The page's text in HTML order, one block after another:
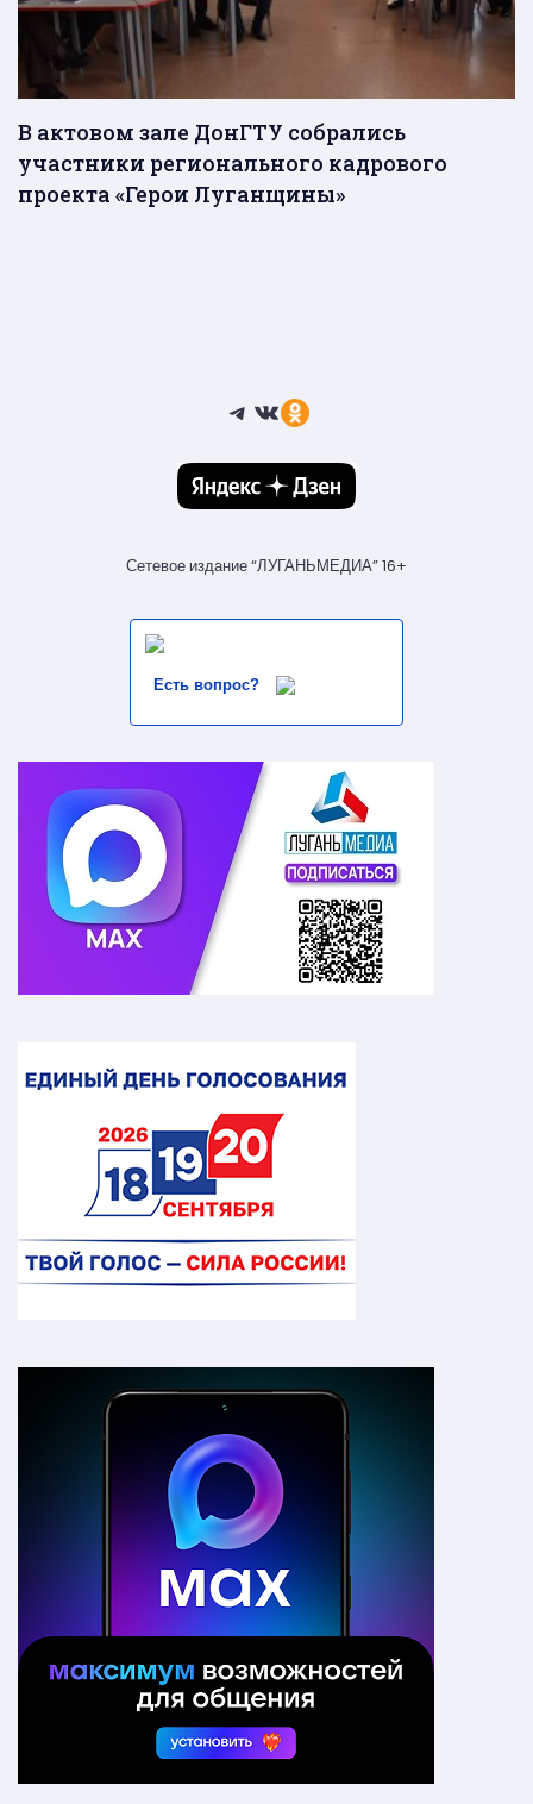
В актовом зале ДонГТУ собрались
участники регионального кадрового
проекта «Герои Луганщины»
Telegram
ВКонтакте
Ссылка
Сетевое издание “ЛУГАНЬМЕДИА” 16+
Есть вопрос?